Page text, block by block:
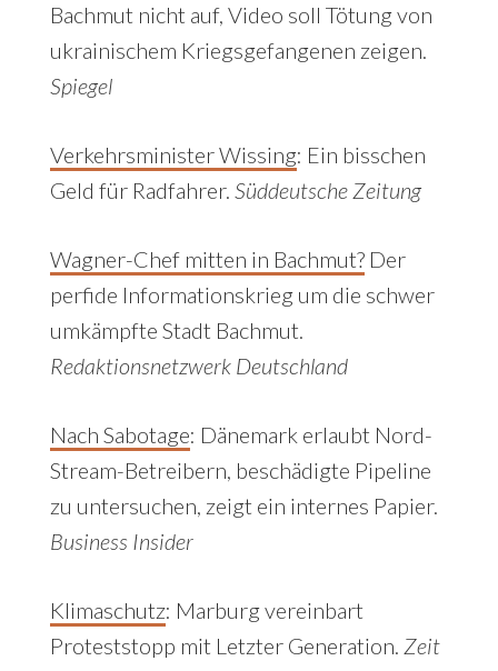
Bachmut nicht auf, Video soll Tötung von
ukrainischem Kriegsgefangenen zeigen.
Spiegel
Verkehrsminister Wissing: Ein bisschen
Geld für Radfahrer. Süddeutsche Zeitung
Wagner-Chef mitten in Bachmut? Der
perfide Informationskrieg um die schwer
umkämpfte Stadt Bachmut.
Redaktionsnetzwerk Deutschland
Nach Sabotage: Dänemark erlaubt Nord-
Stream-Betreibern, beschädigte Pipeline
zu untersuchen, zeigt ein internes Papier.
Business Insider
Klimaschutz: Marburg vereinbart
Proteststopp mit Letzter Generation. Zeit